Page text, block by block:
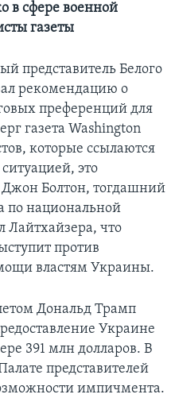
в сфере военной
газеты
представитель Белого
рекомендацию о
преференций для
газета Washington
которые ссылаются
это
Джон Болтон, тогдашний
по национальной
Лайтхайзера, что
против
властям Украины.
Дональд Трамп
Украине
391 млн долларов. В
представителей
импичмента.